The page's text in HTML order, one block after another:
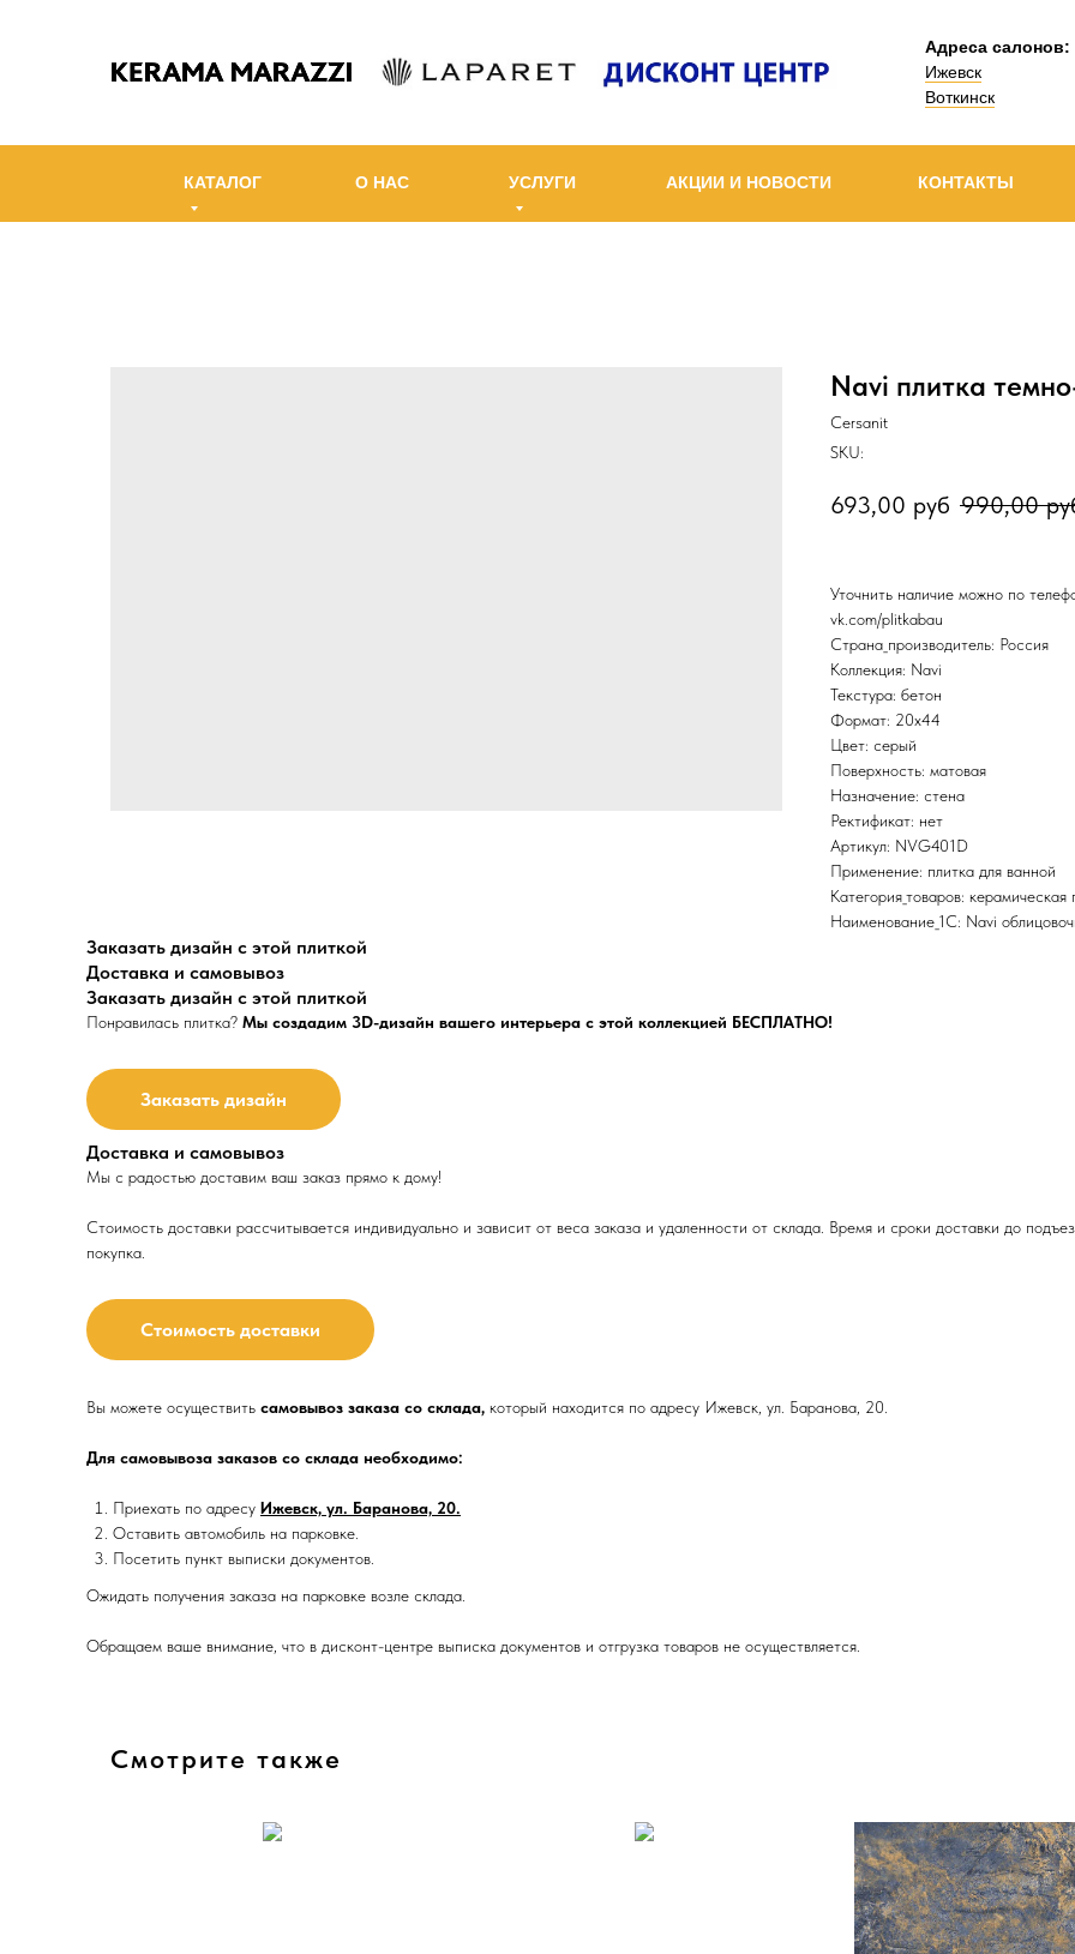
Адреса салонов:
Ижевск
Воткинск
КАТАЛОГ О НАС УСЛУГИ АКЦИИ И НОВОСТИ КОНТАКТЫ
Navi плитка
Cersanit
SKU:
693,00 руб 990,00
Уточнить наличие можно по
vk.com/plitkabau
Страна_производитель: Россия
Коллекция: Navi
Текстура: бетон
Формат: 20x44
Цвет: серый
Поверхность: матовая
Назначение: стена
Ректификат: нет
Артикул: NVG401D
Применение: плитка для ванной
Категория_товаров: керамическая
Наименование_1С: Navi
Заказать дизайн с этой плиткой
Доставка и самовывоз
Заказать дизайн с этой плиткой
Понравилась плитка? Мы создадим 3D-дизайн вашего интерьера с этой коллекцией БЕСПЛАТНО!
Заказать дизайн
Доставка и самовывоз
Мы с радостью доставим ваш заказ прямо к дому!
Стоимость доставки рассчитывается индивидуально и зависит от веса заказа и удаленности от склада. Время и сроки доставки до
покупка.
Стоимость доставки
Вы можете осуществить самовывоз заказа со склада, который находится по адресу Ижевск, ул. Баранова, 20.
Для самовывоза заказов со склада необходимо:
Приехать по адресу Ижевск, ул. Баранова, 20.
Оставить автомобиль на парковке.
Посетить пункт выписки документов.
Ожидать получения заказа на парковке возле склада.
Обращаем ваше внимание, что в дисконт-центре выписка документов и отгрузка товаров не осуществляется.
Смотрите также